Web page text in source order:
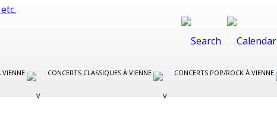
VIENNE CONCERTS CLASSIQUES À VIENNE CONCERTS POP/ROCK À VIENNE